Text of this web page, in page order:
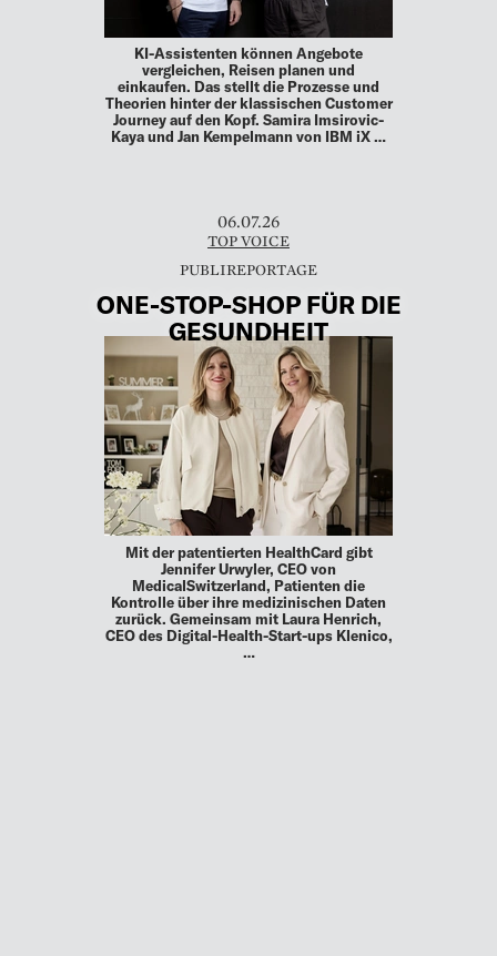
KI-Assistenten können Angebote
vergleichen, Reisen planen und
einkaufen. Das stellt die Prozesse und
Theorien hinter der klassischen Customer
Journey auf den Kopf. Samira Imsirovic-
Kaya und Jan Kempelmann von IBM iX …
06.07.26
TOP VOICE
ONE-STOP-SHOP FÜR DIE
GESUNDHEIT
Mit der patentierten HealthCard gibt
Jennifer Urwyler, CEO von
MedicalSwitzerland, Patienten die
Kontrolle über ihre medizinischen Daten
zurück. Gemeinsam mit Laura Henrich,
CEO des Digital-Health-Start-ups Klenico,
…